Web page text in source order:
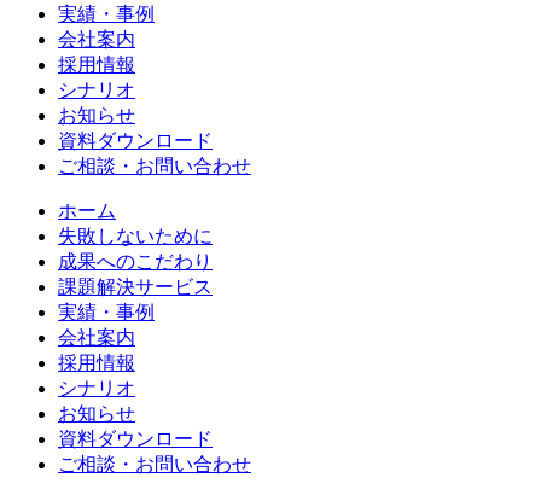
実績・事例
会社案内
採用情報
シナリオ
お知らせ
資料ダウンロード
ご相談・お問い合わせ
ホーム
失敗しないために
成果へのこだわり
課題解決サービス
実績・事例
会社案内
採用情報
シナリオ
お知らせ
資料ダウンロード
ご相談・お問い合わせ